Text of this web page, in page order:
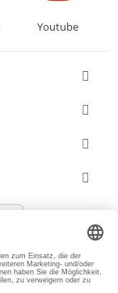
Youtube